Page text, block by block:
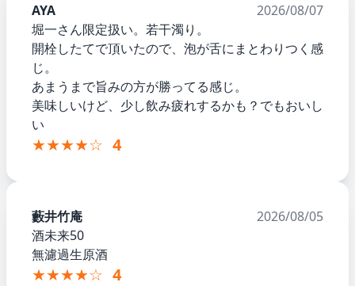
AYA
2026/08/07
堀一さん限定扱い。若干濁り。
開栓したてで頂いたので、泡が舌にまとわりつく感
じ。
あまうまで旨みの方が勝ってる感じ。
美味しいけど、少し飲み疲れするかも？でもおいし
い
★★★★☆ 4
藪井竹庵
2026/08/05
酒未来50
無濾過生原酒
★★★★☆ 4